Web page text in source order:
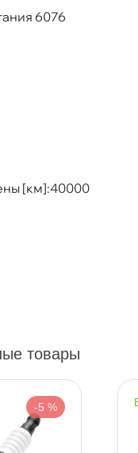
6076
[км]:40000
товары
-5 %
зажигания 6076
115